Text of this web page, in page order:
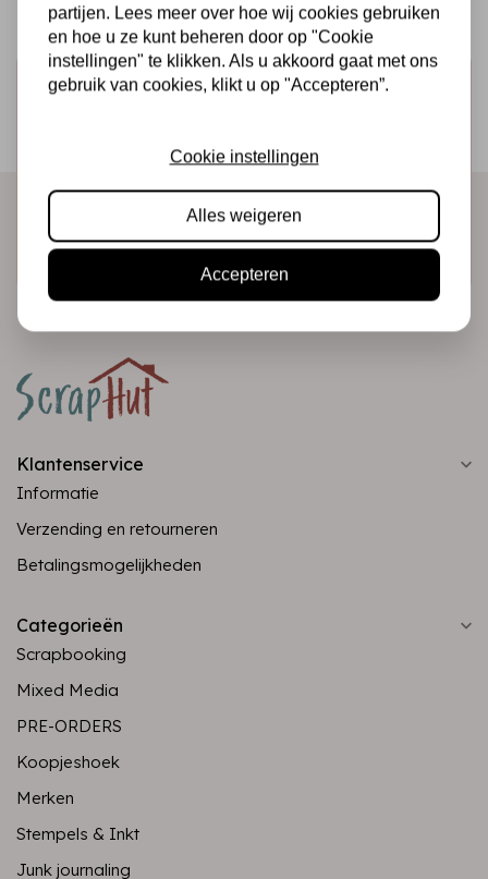
Schrijf je in voor de nieuwsbrief
direct in je mailbox!
Abonneer
Klantenservice
Informatie
Verzending en retourneren
Betalingsmogelijkheden
Categorieën
Scrapbooking
Mixed Media
PRE-ORDERS
Koopjeshoek
Merken
Stempels & Inkt
Junk journaling
partijen. Lees meer over hoe wij cookies gebruiken
en hoe u ze kunt beheren door op "Cookie
instellingen" te klikken. Als u akkoord gaat met ons
gebruik van cookies, klikt u op "Accepteren”.
Cookie instellingen
Alles weigeren
Accepteren